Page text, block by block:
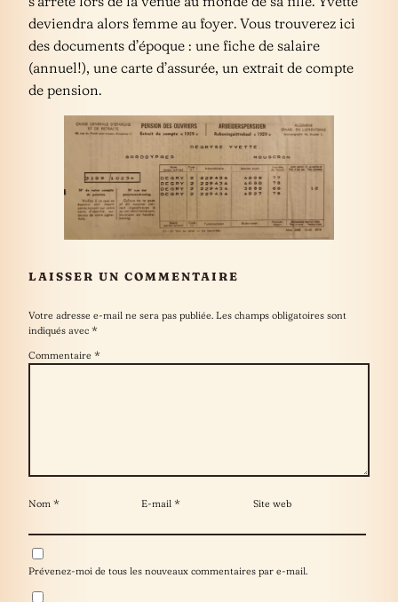
deviendra alors femme au foyer. Vous trouverez ici
des documents d’époque : une fiche de salaire
(annuel!), une carte d’assurée, un extrait de compte
de pension.
LAISSER UN COMMENTAIRE
Votre adresse e-mail ne sera pas publiée. Les champs obligatoires sont
indiqués avec *
Commentaire *
Nom * E-mail * Site web
Prévenez-moi de tous les nouveaux commentaires par e-mail.